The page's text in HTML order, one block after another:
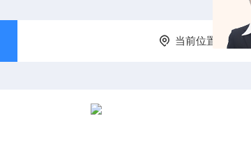
当前位置： 首页